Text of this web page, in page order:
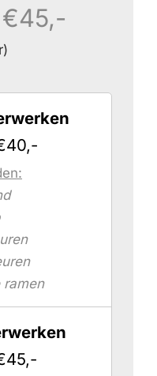
ramen